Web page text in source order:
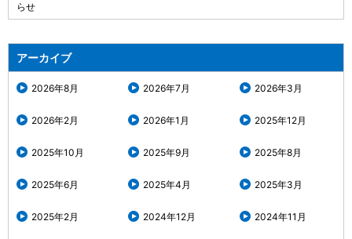
らせ
アーカイブ
2026年8月 2026年7月 2026年3月
2026年2月 2026年1月 2025年12月
2025年10月 2025年9月 2025年8月
2025年6月 2025年4月 2025年3月
2025年2月 2024年12月 2024年11月